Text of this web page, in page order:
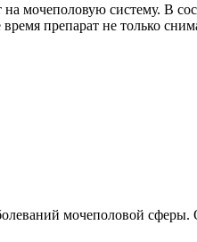
систему. В
препарат не только
мочеполовой